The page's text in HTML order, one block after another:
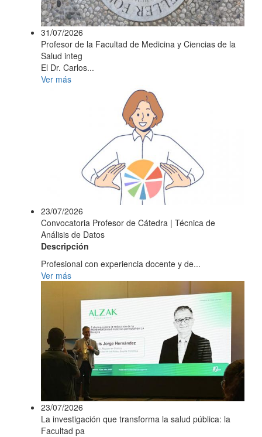
31/07/2026
Profesor de la Facultad de Medicina y Ciencias de la
Salud integ
El Dr. Carlos...
Ver más
23/07/2026
Convocatoria Profesor de Cátedra | Técnica de
Análisis de Datos
Descripción
Profesional con experiencia docente y de...
Ver más
23/07/2026
La investigación que transforma la salud pública: la
Facultad pa